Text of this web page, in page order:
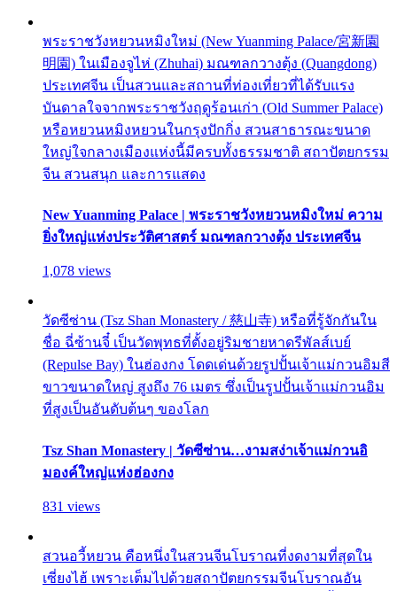
พระราชวังหยวนหมิงใหม่ (New Yuanming Palace/宮新園
明園) ในเมืองจูไห่ (Zhuhai) มณฑลกวางตุ้ง (Quangdong)
ประเทศจีน เป็นสวนและสถานที่ท่องเที่ยวที่ได้รับแรง
บันดาลใจจากพระราชวังฤดูร้อนเก่า (Old Summer Palace)
หรือหยวนหมิงหยวนในกรุงปักกิ่ง สวนสาธารณะขนาด
ใหญ่ใจกลางเมืองแห่งนี้มีครบทั้งธรรมชาติ สถาปัตยกรรม
จีน สวนสนุก และการแสดง
New Yuanming Palace | พระราชวังหยวนหมิงใหม่ ความ
ยิ่งใหญ่แห่งประวัติศาสตร์ มณฑลกวางตุ้ง ประเทศจีน
1,078 views
วัดซีซ่าน (Tsz Shan Monastery / 慈山寺) หรือที่รู้จักกันใน
ชื่อ ฉี่ซ้านจี๋ เป็นวัดพุทธที่ตั้งอยู่ริมชายหาดรีพัลส์เบย์
(Repulse Bay) ในฮ่องกง โดดเด่นด้วยรูปปั้นเจ้าแม่กวนอิมสี
ขาวขนาดใหญ่ สูงถึง 76 เมตร ซึ่งเป็นรูปปั้นเจ้าแม่กวนอิม
ที่สูงเป็นอันดับต้นๆ ของโลก
Tsz Shan Monastery | วัดซีซ่าน…งามสง่าเจ้าแม่กวนอิ
มองค์ใหญ่แห่งฮ่องกง
831 views
สวนอวี้หยวน คือหนึ่งในสวนจีนโบราณที่งดงามที่สุดใน
เซี่ยงไฮ้ เพราะเต็มไปด้วยสถาปัตยกรรมจีนโบราณอัน